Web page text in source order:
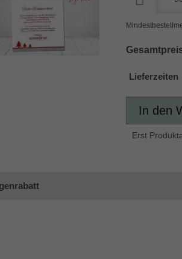
Lieferzeiten
In den
Erst